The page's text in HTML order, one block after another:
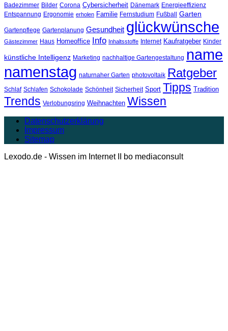
Badezimmer Bilder Corona Cybersicherheit Dänemark Energieeffizienz
Entspannung Ergonomie erholen Familie Fernstudium Fußball Garten
Gartenpflege Gartenplanung Gesundheit glückwünsche
Gästezimmer Haus Homeoffice Info Inhaltsstoffe Internet Kaufratgeber Kinder
künstliche Intelligenz Marketing nachhaltige Gartengestaltung name
namenstag naturnaher Garten photovoltaik Ratgeber
Schlaf Schlafen Schokolade Schönheit Sicherheit Sport Tipps Tradition
Trends Verlobungsring Weihnachten Wissen
Datenschutzerklärung
Impressum
Sitemap
Lexodo.de - Wissen im Internet II bo mediaconsult